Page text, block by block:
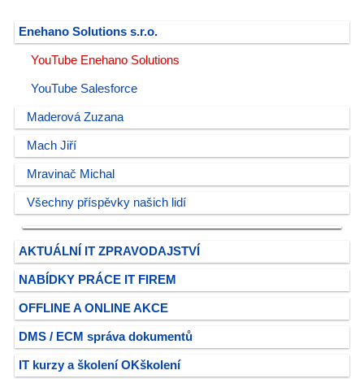
Enehano Solutions s.r.o.
YouTube Enehano Solutions
YouTube Salesforce
Maderová Zuzana
Mach Jiří
Mravinač Michal
Všechny příspěvky našich lidí
AKTUÁLNÍ IT ZPRAVODAJSTVÍ
NABÍDKY PRÁCE IT FIREM
OFFLINE A ONLINE AKCE
DMS / ECM správa dokumentů
IT kurzy a školení OKškolení